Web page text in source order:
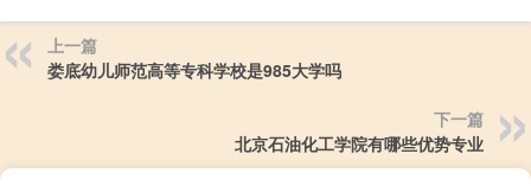
上一篇
娄底幼儿师范高等专科学校是985大学吗
下一篇
北京石油化工学院有哪些优势专业